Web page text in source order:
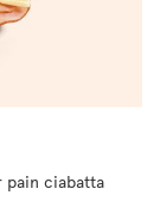
pain ciabatta